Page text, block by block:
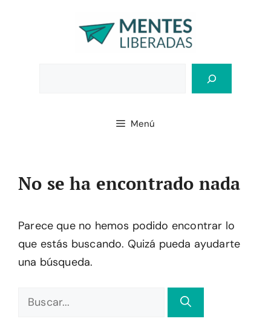
Menú
No se ha encontrado nada
Parece que no hemos podido encontrar lo
que estás buscando. Quizá pueda ayudarte
una búsqueda.
Buscar: